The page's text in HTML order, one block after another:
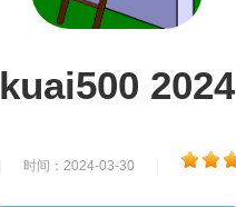
kuai500 2024
时间：2024-03-30